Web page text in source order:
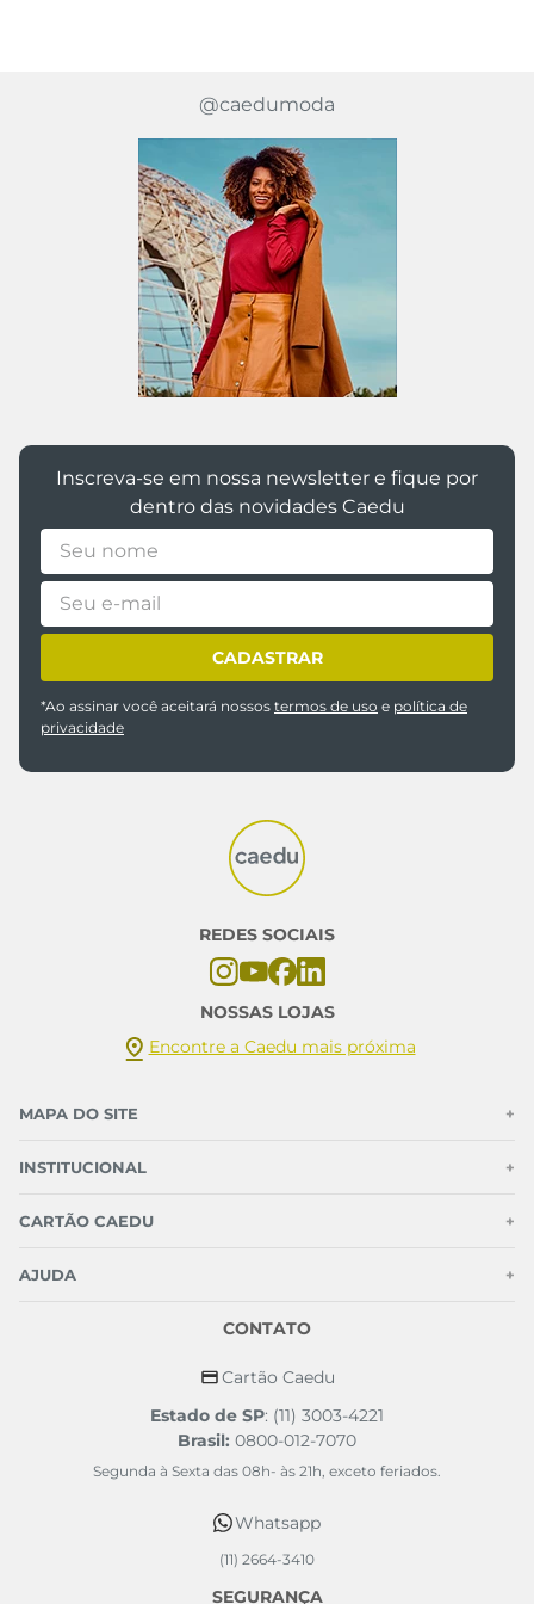
@caedumoda
Inscreva-se em nossa newsletter e fique por
dentro das novidades Caedu
CADASTRAR
*Ao assinar você aceitará nossos termos de uso e política de
privacidade
REDES SOCIAIS
NOSSAS LOJAS
Encontre a Caedu mais próxima
MAPA DO SITE +
INSTITUCIONAL +
CARTÃO CAEDU +
AJUDA +
CONTATO
Cartão Caedu
Estado de SP: (11) 3003-4221
Brasil: 0800-012-7070
Segunda à Sexta das 08h- às 21h, exceto feriados.
Whatsapp
(11) 2664-3410
SEGURANÇA